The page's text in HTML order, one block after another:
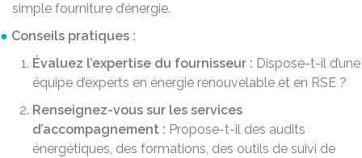
simple fourniture d’énergie.
Conseils pratiques :
Évaluez l’expertise du fournisseur : Dispose-t-il d’une
équipe d’experts en énergie renouvelable et en RSE ?
Renseignez-vous sur les services
d’accompagnement : Propose-t-il des audits
énergétiques, des formations, des outils de suivi de